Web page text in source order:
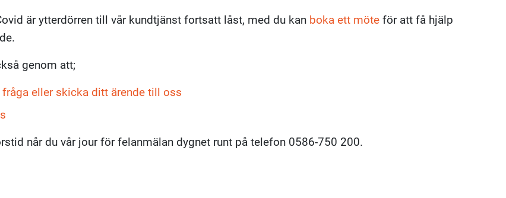
är ytterdörren till vår kundtjänst fortsatt låst, med du kan boka ett möte för att få hjälp
genom att;
fråga eller skicka ditt ärende till oss
når du vår jour för felanmälan dygnet runt på telefon 0586-750 200.